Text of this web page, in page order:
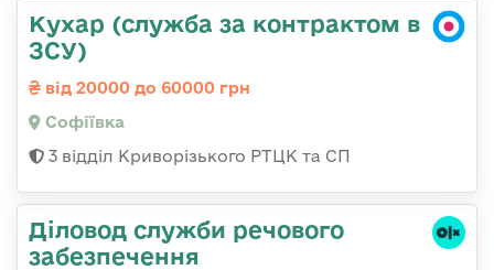
Кухар (служба за контрактом в
ЗСУ)
від 20000 до 60000 грн
Софіївка
3 відділ Криворізького РТЦК та СП
Діловод служби речового
забезпечення